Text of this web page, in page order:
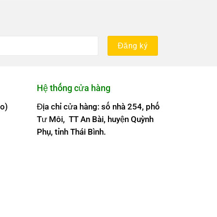
Hệ thống cửa hàng
Địa chỉ cửa hàng: số nhà 254, phố
Tư Môi, TT An Bài, huyện Quỳnh
Phụ, tỉnh Thái Bình.